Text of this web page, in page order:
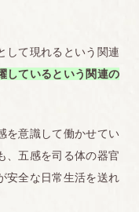
して現れるという関連
しているという関連の
を意識して働かせてい
、五感を司る体の器官
安全な日常生活を送れ